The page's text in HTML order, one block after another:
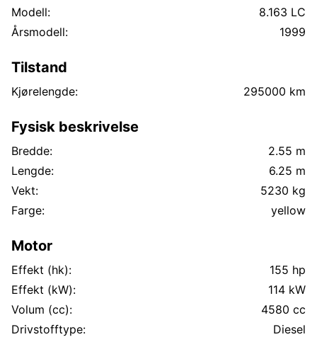
Modell:
8.163 LC
Årsmodell:
1999
Tilstand
Kjørelengde: 295000 km
Fysisk beskrivelse
Bredde:
2.55 m
Lengde:
6.25 m
Vekt:
5230 kg
Farge:
yellow
Motor
Effekt (hk):
155 hp
Effekt (kW):
114 kW
Volum (cc):
4580 cc
Drivstofftype:
Diesel